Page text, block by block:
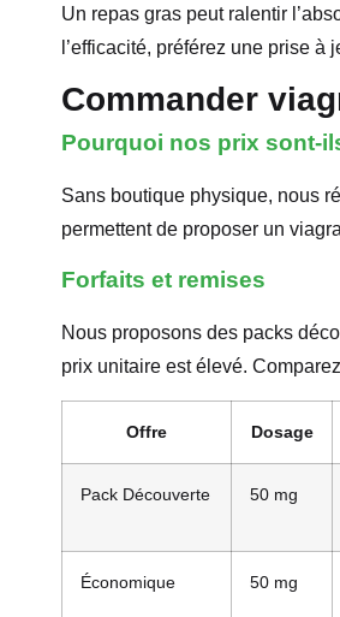
Un repas gras peut ralentir
l’efficacité, préférez une prise à
Commander
Pourquoi nos prix sont-
Sans boutique physique, nous
permettent de proposer un
Forfaits et remises
Nous proposons des packs
prix unitaire est élevé.
Offre Dosage
Pack Découverte 50 mg
Économique 50 mg